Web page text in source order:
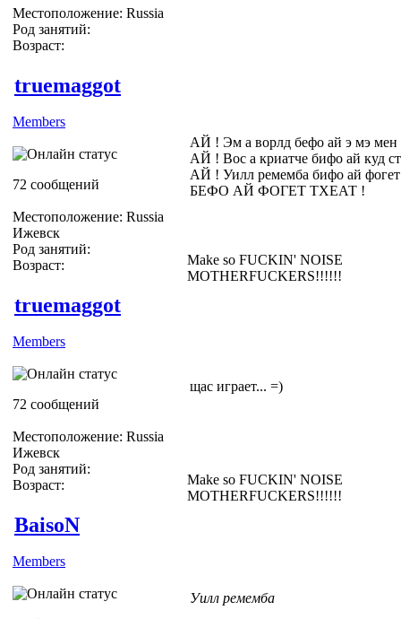
Местоположение: Russia
Род занятий:
Возраст:
truemaggot
Members
72 сообщений
Местоположение: Russia
Ижевск
Род занятий:
Возраст:
АЙ ! Эм а ворлд бефо ай э мэ мен
АЙ ! Вос а криатче бифо ай куд
АЙ ! Уилл ремемба бифо ай
БЕФО АЙ ФОГЕТ ТХЕАТ !
Make so FUCKIN' NOISE
MOTHERFUCKERS!!!!!!
truemaggot
Members
72 сообщений
Местоположение: Russia
Ижевск
Род занятий:
Возраст:
щас играет... =)
Make so FUCKIN' NOISE
MOTHERFUCKERS!!!!!!
BaisoN
Members
Уилл ремемба